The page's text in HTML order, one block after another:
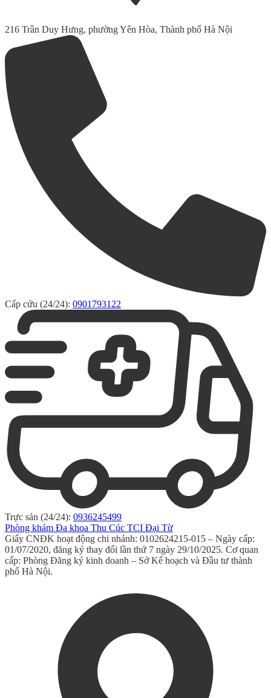
216 Trần Duy Hưng, phường Yên Hòa, Thành phố Hà Nội
Cấp cứu (24/24): 0901793122
Trực sản (24/24): 0936245499
Phòng khám Đa khoa Thu Cúc TCI Đại Từ
Giấy CNĐK hoạt động chi nhánh: 0102624215-015 – Ngày cấp:
01/07/2020, đăng ký thay đổi lần thứ 7 ngày 29/10/2025. Cơ quan
cấp: Phòng Đăng ký kinh doanh – Sở Kế hoạch và Đầu tư thành
phố Hà Nội.